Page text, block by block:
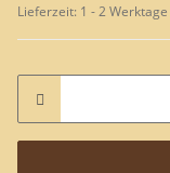
Lieferzeit: 1 - 2 Werktage